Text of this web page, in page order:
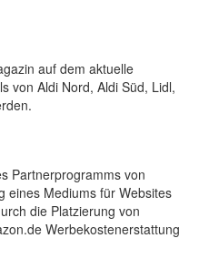
auf dem aktuelle
von Aldi Nord, Aldi Süd, Lidl,
Partnerprogramms von
eines Mediums für Websites
die Platzierung von
Werbekostenerstattung